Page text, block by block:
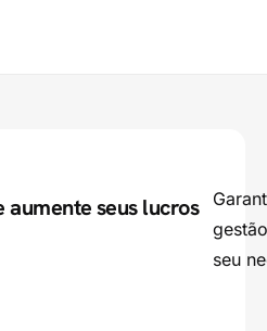
aumente seus lucros
seu